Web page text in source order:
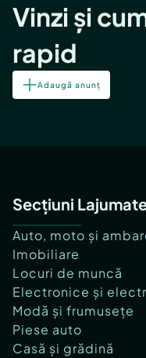
Vinzi și
rapid
Adaugă anunț
Secțiuni
Auto, moto și
Imobiliare
Locuri de muncă
Electronice și
Modă și frumusețe
Piese auto
Casă și grădină